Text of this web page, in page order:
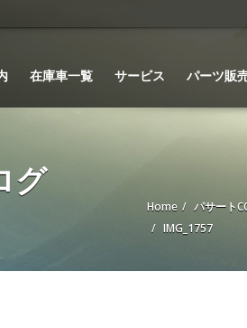
在庫車一覧 サービス パーツ販
グ
Home パサート
IMG_1757